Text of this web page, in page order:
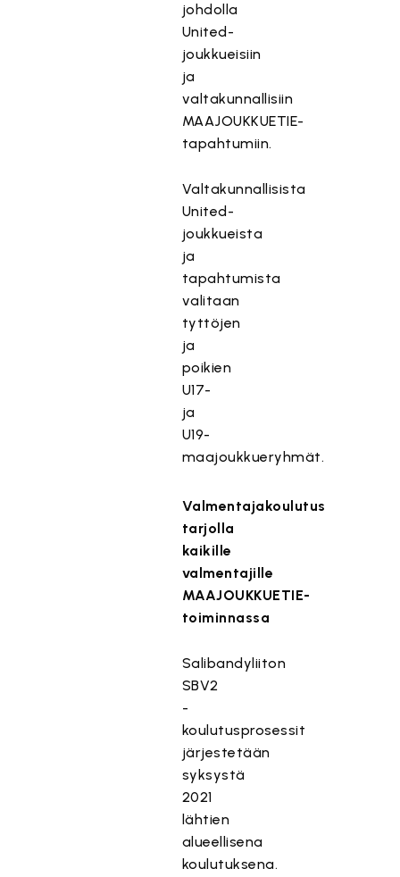
johdolla
United-
joukkueisiin
ja
valtakunnallisiin
MAAJOUKKUETIE-
tapahtumiin.
Valtakunnallisista
United-
joukkueista
ja
tapahtumista
valitaan
tyttöjen
ja
poikien
U17-
ja
U19-
maajoukkueryhmät.
Valmentajakoulutus
tarjolla
kaikille
valmentajille
MAAJOUKKUETIE-
toiminnassa
Salibandyliiton
SBV2
-
koulutusprosessit
järjestetään
syksystä
2021
lähtien
alueellisena
koulutuksena.